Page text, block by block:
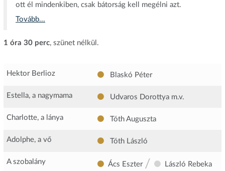
ott él mindenkiben, csak bátorság kell megélni azt.
Tovább...
1 óra 30 perc, szünet nélkül.
Hektor Berlioz Blaskó Péter
Estella, a nagymama Udvaros Dorottya m.v.
Charlotte, a lánya Tóth Auguszta
Adolphe, a vő Tóth László
A szobalány Ács Eszter / László Rebeka